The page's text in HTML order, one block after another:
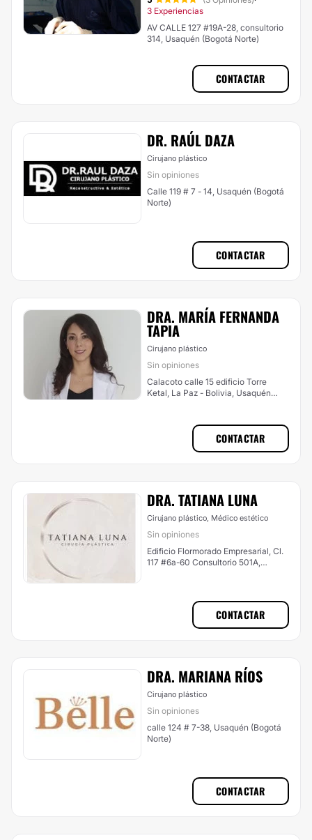
3 Experiencias
AV CALLE 127 #19A-28, consultorio
314, Usaquén (Bogotá Norte)
CONTACTAR
DR. RAÚL DAZA
Cirujano plástico
Sin opiniones
Calle 119 # 7 - 14, Usaquén (Bogotá
Norte)
CONTACTAR
DRA. MARÍA FERNANDA
TAPIA
Cirujano plástico
Sin opiniones
Calacoto calle 15 edificio Torre
Ketal, La Paz - Bolivia, Usaquén
CONTACTAR
DRA. TATIANA LUNA
Cirujano plástico, Médico estético
Sin opiniones
Edificio Flormorado Empresarial, Cl.
117 #6a-60 Consultorio 501A,
CONTACTAR
DRA. MARIANA RÍOS
Cirujano plástico
Sin opiniones
calle 124 # 7-38, Usaquén (Bogotá
Norte)
CONTACTAR